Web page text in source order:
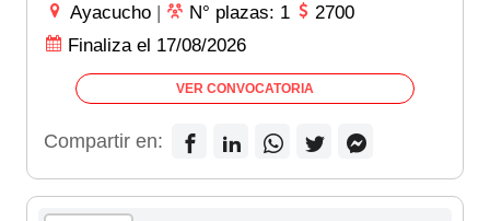
Ayacucho | N° plazas: 1
2700
Finaliza el 17/08/2026
VER CONVOCATORIA
Compartir en: